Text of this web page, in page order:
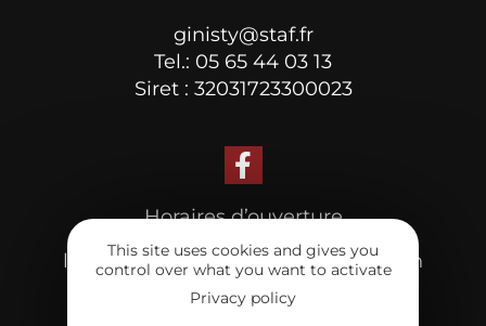
ginisty@staf.fr
Tel.: 05 65 44 03 13
Siret : 32031723300023
Horaires d’ouverture
lundi au vendredi : 8h-12h /13h30-19h
samedi matin sur rendez-vous
This site uses cookies and gives you
control over what you want to activate
Privacy policy